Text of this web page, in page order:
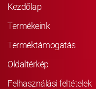
Kezdőlap
Termékeink
Terméktámogatás
Oldaltérkép
Felhasználási feltételek